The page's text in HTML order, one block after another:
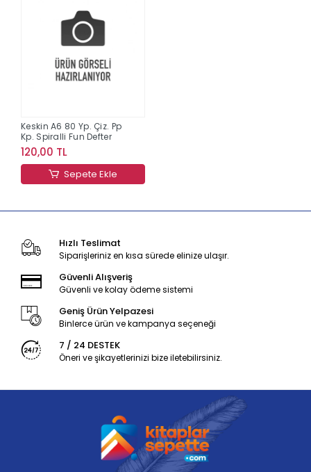
Keskin A6 80 Yp. Çiz. Pp
Kp. Spiralli Fun Defter
120,00 TL
Sepete Ekle
Hızlı Teslimat
Siparişleriniz en kısa sürede elinize ulaşır.
Güvenli Alışveriş
Güvenli ve kolay ödeme sistemi
Geniş Ürün Yelpazesi
Binlerce ürün ve kampanya seçeneği
7 / 24 DESTEK
Öneri ve şikayetlerinizi bize iletebilirsiniz.